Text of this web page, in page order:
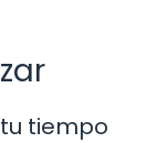
tiempo